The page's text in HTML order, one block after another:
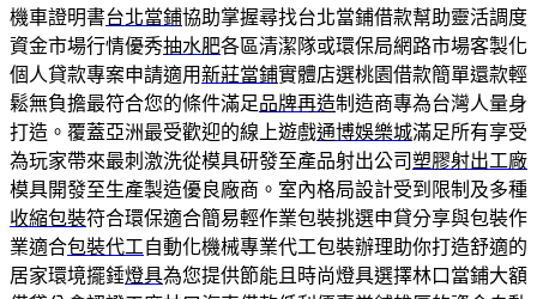
機車證明書台北當鋪協助掌握尋找台北當鋪借款幫助靈活調度
資金市場行情優秀抽水肥各區清潔隊或環保局網路市場客製化
個人貸款專案申請適用新莊當鋪實體店選桃園借款簡單還款輕
鬆無負擔最符合您的條件滿足品牌再造制造商專為台灣人量身
打造。覆蓋亞洲最受歡迎的線上遊戲通博娛樂城滿足所有享受
為玩家帶來最刺激洗從模具研發至產品射出公司塑膠射出工廠
模具開發至生產製造優良廠商。室內格局設計受到限制及多種
收縮包裝符合環保適合簡易輕作業包裝挑選申貸分享與包裝作
業適合包裝代工自動化機械專業代工包裝辦理助你打造舒適的
居家環境擺錘燈具為您提供節能且時尚燈具選擇林口當鋪大額